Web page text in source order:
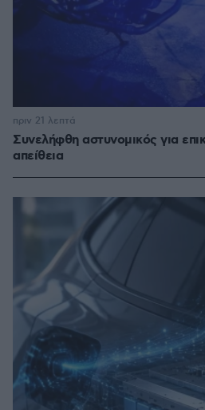
Συνελήφθη αστυνομικός για
απείθεια
πριν 21 λεπτά